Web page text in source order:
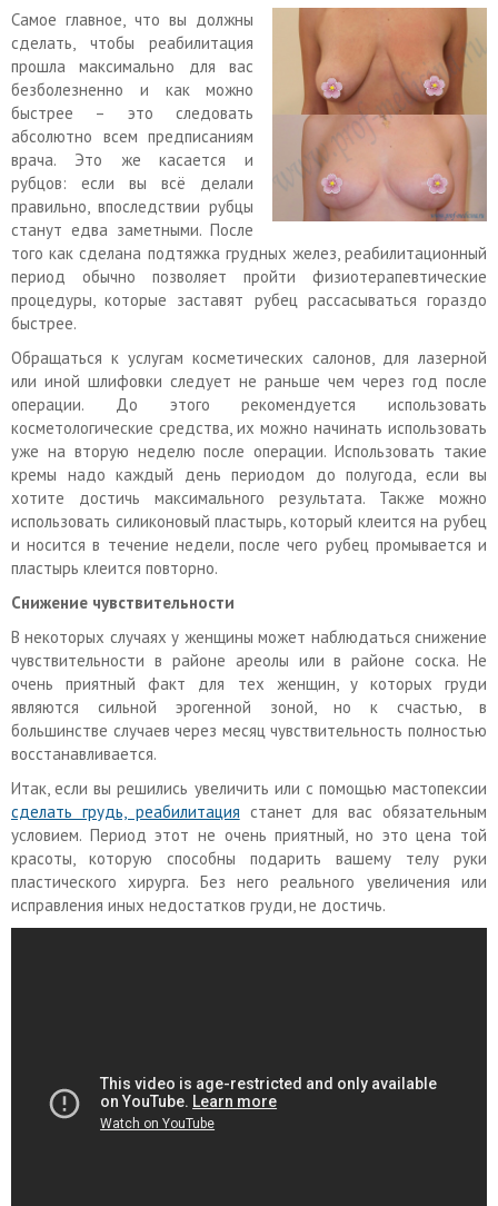
Самое главное, что вы должны
сделать, чтобы реабилитация
прошла максимально для вас
безболезненно и как можно
быстрее – это следовать
абсолютно всем предписаниям
врача. Это же касается и
рубцов: если вы всё делали
правильно, впоследствии рубцы
станут едва заметными. После
того как сделана подтяжка грудных желез, реабилитационный
период обычно позволяет пройти физиотерапевтические
процедуры, которые заставят рубец рассасываться гораздо
быстрее.
Обращаться к услугам косметических салонов, для лазерной
или иной шлифовки следует не раньше чем через год после
операции. До этого рекомендуется использовать
косметологические средства, их можно начинать использовать
уже на вторую неделю после операции. Использовать такие
кремы надо каждый день периодом до полугода, если вы
хотите достичь максимального результата. Также можно
использовать силиконовый пластырь, который клеится на рубец
и носится в течение недели, после чего рубец промывается и
пластырь клеится повторно.
Снижение чувствительности
В некоторых случаях у женщины может наблюдаться снижение
чувствительности в районе ареолы или в районе соска. Не
очень приятный факт для тех женщин, у которых груди
являются сильной эрогенной зоной, но к счастью, в
большинстве случаев через месяц чувствительность полностью
восстанавливается.
Итак, если вы решились увеличить или с помощью мастопексии
сделать грудь, реабилитация станет для вас обязательным
условием. Период этот не очень приятный, но это цена той
красоты, которую способны подарить вашему телу руки
пластического хирурга. Без него реального увеличения или
исправления иных недостатков груди, не достичь.